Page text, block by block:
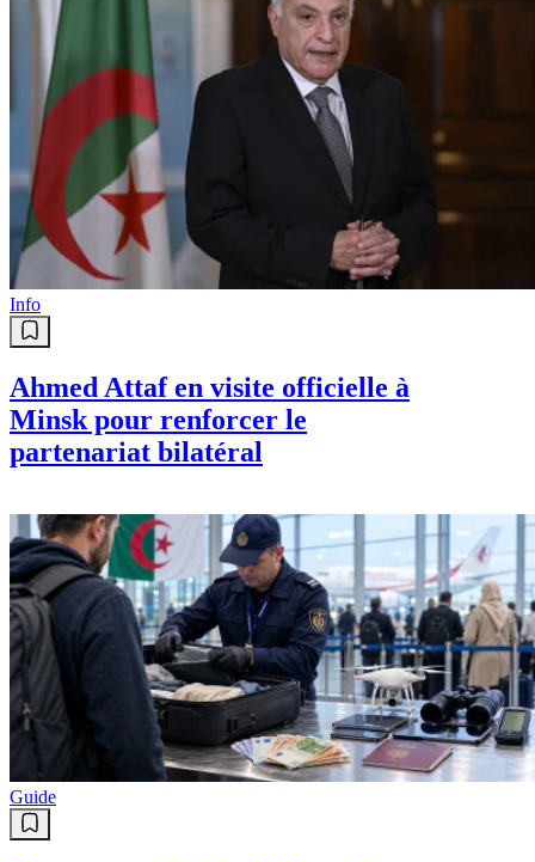
Info
Ahmed Attaf en visite officielle à
Minsk pour renforcer le
partenariat bilatéral
Guide